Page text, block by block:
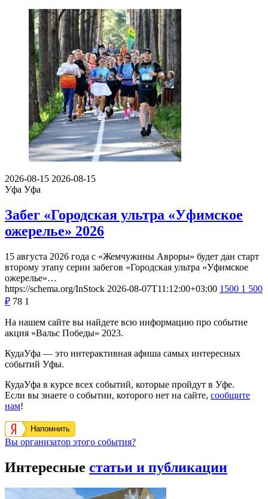
2026-08-15 2026-08-15
Уфа Уфа
Забег «Городская ультра «Уфимское
ожерелье» 2026
15 августа 2026 года с «Жемчужины Авроры» будет дан старт
второму этапу серии забегов «Городская ультра «Уфимское
ожерелье»…
https://schema.org/InStock 2026-08-07T11:12:00+03:00 1500 1 500
₽ 78 1
На нашем сайте вы найдете всю информацию про событие
акция «Вальс Победы» 2023.
КудаУфа — это интерактивная афиша самых интересных
событий Уфы.
КудаУфа в курсе всех событий, которые пройдут в Уфе.
Если вы знаете о событии, которого нет на сайте, сообщите
нам!
Напомнить
Вы организатор этого события?
Интересные статьи и публикации